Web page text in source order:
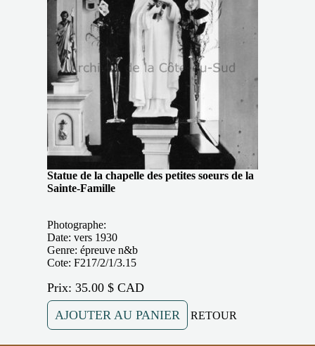
Statue de la chapelle des petites soeurs de la
Sainte-Famille
Photographe:
Date: vers 1930
Genre: épreuve n&b
Cote: F217/2/1/3.15
Prix: 35.00 $ CAD
AJOUTER AU PANIER
RETOUR